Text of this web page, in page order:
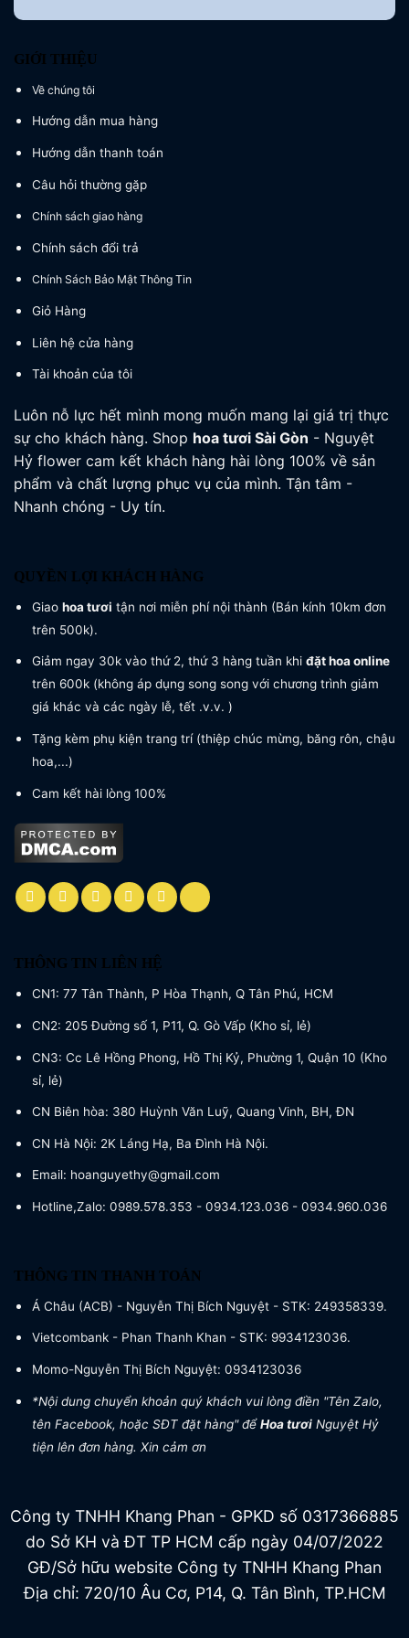
GIỚI THIỆU
Về chúng tôi
Hướng dẫn mua hàng
Hướng dẫn thanh toán
Câu hỏi thường gặp
Chính sách giao hàng
Chính sách đổi trả
Chính Sách Bảo Mật Thông Tin
Giỏ Hàng
Liên hệ cửa hàng
Tài khoản của tôi
Luôn nỗ lực hết mình mong muốn mang lại giá trị thực
sự cho khách hàng. Shop hoa tươi Sài Gòn - Nguyệt
Hỷ flower cam kết khách hàng hài lòng 100% về sản
phẩm và chất lượng phục vụ của mình. Tận tâm -
Nhanh chóng - Uy tín.
QUYỀN LỢI KHÁCH HÀNG
Giao hoa tươi tận nơi miễn phí nội thành (Bán kính 10km đơn
trên 500k).
Giảm ngay 30k vào thứ 2, thứ 3 hàng tuần khi đặt hoa online
trên 600k (không áp dụng song song với chương trình giảm
giá khác và các ngày lễ, tết .v.v. )
Tặng kèm phụ kiện trang trí (thiệp chúc mừng, băng rôn, chậu
hoa,...)
Cam kết hài lòng 100%
THÔNG TIN LIÊN HỆ
CN1: 77 Tân Thành, P Hòa Thạnh, Q Tân Phú, HCM
CN2: 205 Đường số 1, P11, Q. Gò Vấp (Kho sỉ, lẻ)
CN3: Cc Lê Hồng Phong, Hồ Thị Kỷ, Phường 1, Quận 10 (Kho
sỉ, lẻ)
CN Biên hòa: 380 Huỳnh Văn Luỹ, Quang Vinh, BH, ĐN
CN Hà Nội: 2K Láng Hạ, Ba Đình Hà Nội.
Email: hoanguyethy@gmail.com
Hotline,Zalo: 0989.578.353 - 0934.123.036 - 0934.960.036
THÔNG TIN THANH TOÁN
Á Châu (ACB) - Nguyễn Thị Bích Nguyệt - STK: 249358339.
Vietcombank - Phan Thanh Khan - STK: 9934123036.
Momo-Nguyễn Thị Bích Nguyệt: 0934123036
*Nội dung chuyển khoản quý khách vui lòng điền "Tên Zalo,
tên Facebook, hoặc SĐT đặt hàng" đểHoa tươi Nguyệt Hỷ
tiện lên đơn hàng. Xin cảm ơn
Công ty TNHH Khang Phan - GPKD số 0317366885
do Sở KH và ĐT TP HCM cấp ngày 04/07/2022
GĐ/Sở hữu website Công ty TNHH Khang Phan
Địa chỉ: 720/10 Âu Cơ, P14, Q. Tân Bình, TP.HCM